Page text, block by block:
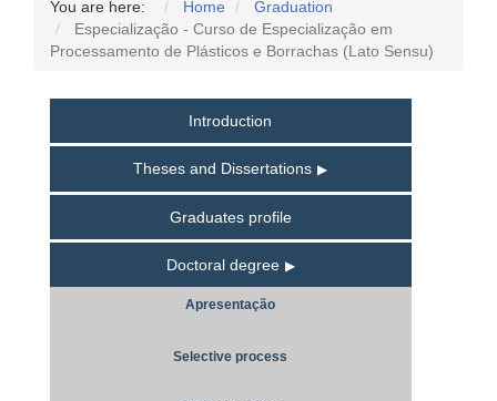
You are here: Home
Graduation
Especialização - Curso de Especialização em
Processamento de Plásticos e Borrachas (Lato Sensu)
Introduction
Theses and Dissertations
Graduates profile
Doctoral degree
Apresentação
Selective process